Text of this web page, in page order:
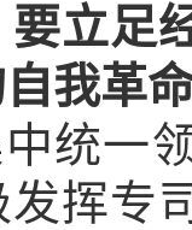
立足
我革
统一
挥专